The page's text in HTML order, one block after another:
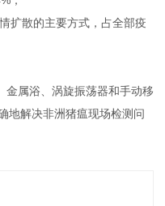
扩散的主要方式，占全部疫
金属浴、涡旋振荡器和手动移
地解决非洲猪瘟现场检测问